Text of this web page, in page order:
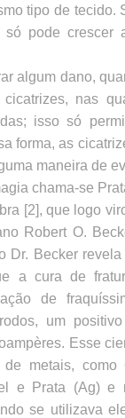
tipo de tecido.
só pode crescer
algum dano,
cicatrizes, nas
isso só
forma, as
maneira de
chama-se
[2], que logo
Robert O.
Dr. Becker
a cura de
de
um
Esse
metais, como
e Prata (Ag) e
se utilizava